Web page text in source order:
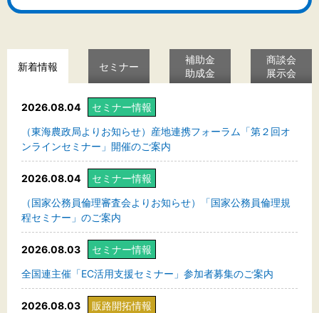
新着情報 セミナー
補助金
助成金
商談会
展示会
2026.08.04
セミナー情報
（東海農政局よりお知らせ）産地連携フォーラム「第２回オ
ンラインセミナー」開催のご案内
2026.08.04
セミナー情報
（国家公務員倫理審査会よりお知らせ）「国家公務員倫理規
程セミナー」のご案内
2026.08.03
セミナー情報
全国連主催「EC活用支援セミナー」参加者募集のご案内
2026.08.03
販路開拓情報